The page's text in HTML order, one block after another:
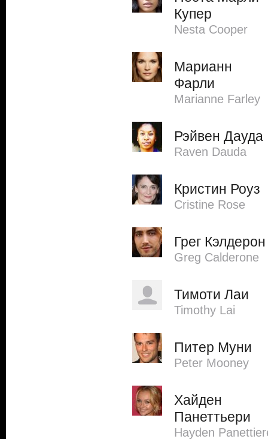
Купер
Nesta Cooper
Марианн
Фарли
Marianne Farley
Рэйвен Дауда
Raven Dauda
Кристин Роуз
Cristine Rose
Грег Кэлдерон
Greg Calderone
Тимоти Лаи
Timothy Lai
Питер Муни
Peter Mooney
Хайден
Панеттьери
Hayden